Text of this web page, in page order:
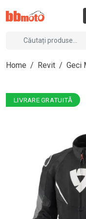
Home / Revit / Geci
LIVRARE GRATUITĂ